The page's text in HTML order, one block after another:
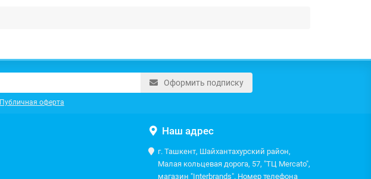
Оформить подписку
Публичная оферта
Наш адрес
г. Ташкент, Шайхантахурский район,
Малая кольцевая дорога, 57, "ТЦ Mercato",
магазин "Interbrands". Номер телефона